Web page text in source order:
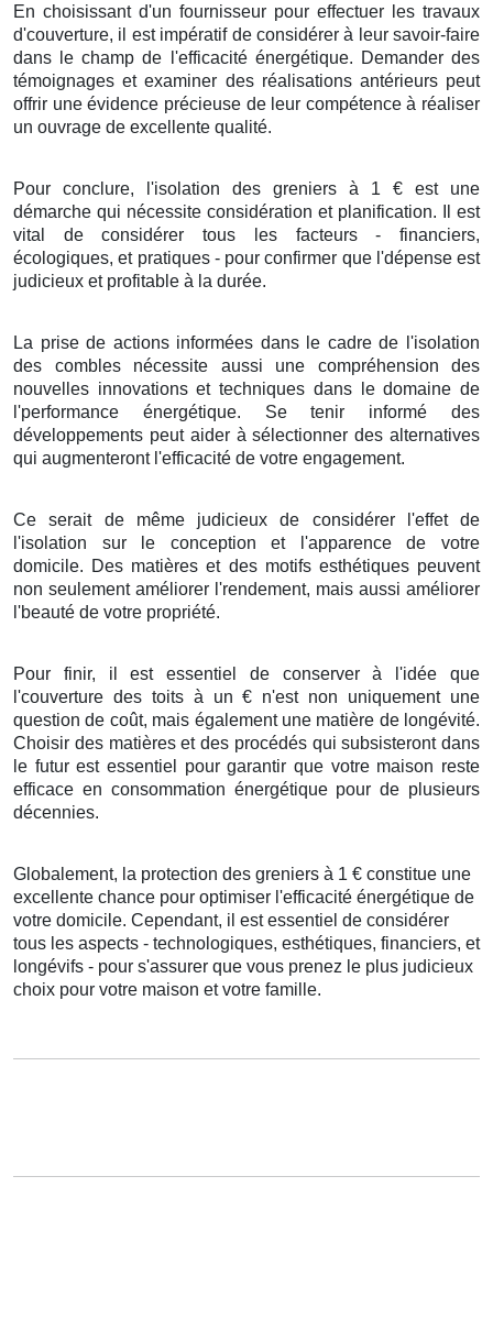
En choisissantd'un fournisseur pour effectuer les travaux
d'couverture, il est impératifde considérerà leur savoir-faire
dans lechamp de l'efficacité énergétique. Demanderdes
témoignages etexaminer des réalisationsantérieurs peut
offrir uneévidence précieuse de leur compétenceà réaliser
un ouvrage de excellente qualité.
Pour conclure, l'isolation des greniers à 1 € est une
démarche qui nécessite considération et planification. Il est
vital
deconsidérer tous les facteurs-financiers,
écologiques, et pratiques- pourconfirmer que l'dépenseest
judicieux et profitable à la durée.
La prisede actions informées dans le cadrede l'isolation
des comblesnécessite aussi une compréhension des
nouvelles innovationsettechniques dans ledomaine de
l'performance énergétique. Se tenir informé des
développements peut aideràsélectionner desalternatives
qui augmenterontl'efficacité de votre engagement.
Ce serait de même judicieux de considérerl'effetde
l'isolation sur le conception et l'apparencede votre
domicile. Des matières et des motifs esthétiquespeuvent
non seulement améliorer l'rendement, mais aussi améliorer
l'beauté de votre propriété.
Pour finir, il estessentiel de conserverà l'idée que
l'couverture des toitsà un € n'est non uniquementune
question de coût, mais égalementune matière de longévité.
Choisir des matièreset des procédésquisubsisterontdans
le futurestessentiel pourgarantir que votre maison reste
efficace en consommation énergétiquepour de plusieurs
décennies.
Globalement, la protection des greniers à 1 € constitue une
excellente chance pour optimiser l'efficacité énergétique de
votre domicile. Cependant, il estessentiel de considérer
tous les aspects - technologiques, esthétiques, financiers, et
longévifs - pour s'assurer que vous prenez le plus judicieux
choix pour votre maison et votre famille.